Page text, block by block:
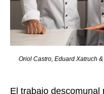
Oriol Castro, Eduard Xatruch
El trabajo descomunal